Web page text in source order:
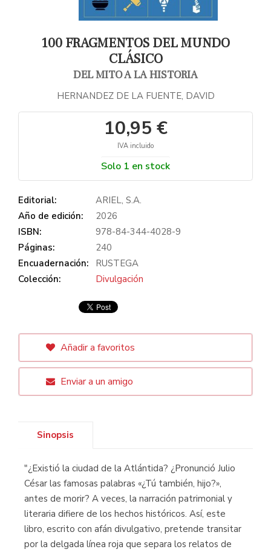
100 FRAGMENTOS DEL MUNDO
CLÁSICO
DEL MITO A LA HISTORIA
HERNANDEZ DE LA FUENTE, DAVID
10,95 €
IVA incluido
Solo 1 en stock
Editorial:
ARIEL, S.A.
Año de edición:
2026
ISBN:
978-84-344-4028-9
Páginas:
240
Encuadernación:
RUSTEGA
Colección:
Divulgación
Añadir a favoritos
Enviar a un amigo
Sinopsis
"¿Existió la ciudad de la Atlántida? ¿Pronunció Julio
César las famosas palabras «¿Tú también, hijo?»,
antes de morir? A veces, la narración patrimonial y
literaria difiere de los hechos históricos. Así, este
libro, escrito con afán divulgativo, pretende transitar
por la delgada línea roja que separa los relatos de